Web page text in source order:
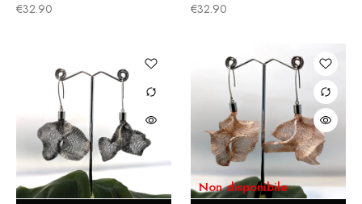
€32.90 €32.90
Non disponibile